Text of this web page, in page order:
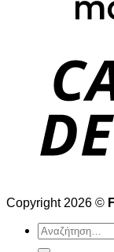
Copyright 2026 ©
Αναζήτηση
για: